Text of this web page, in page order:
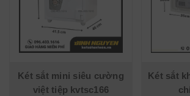
Két sắt mini siêu cường
việt tiệp kvtsc166
Két sắt